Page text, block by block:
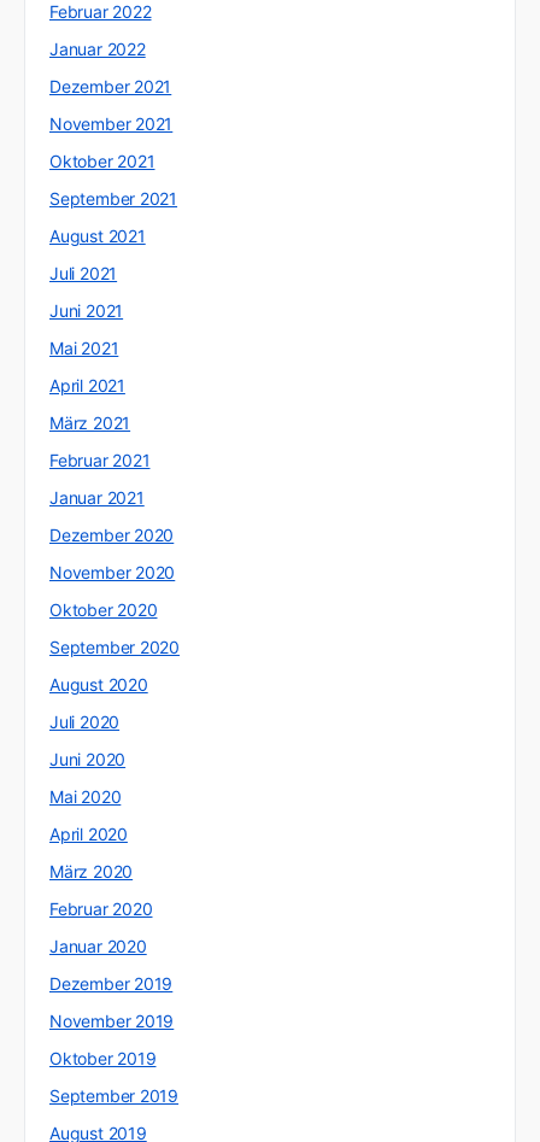
Februar 2022
Januar 2022
Dezember 2021
November 2021
Oktober 2021
September 2021
August 2021
Juli 2021
Juni 2021
Mai 2021
April 2021
März 2021
Februar 2021
Januar 2021
Dezember 2020
November 2020
Oktober 2020
September 2020
August 2020
Juli 2020
Juni 2020
Mai 2020
April 2020
März 2020
Februar 2020
Januar 2020
Dezember 2019
November 2019
Oktober 2019
September 2019
August 2019